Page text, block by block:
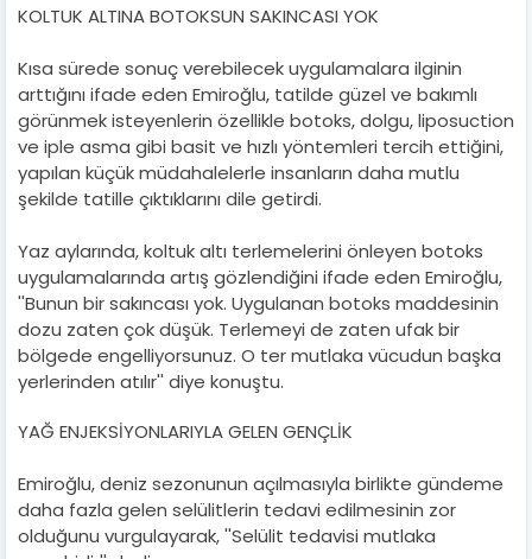
KOLTUK ALTINA BOTOKSUN SAKINCASI YOK
Kısa sürede sonuç verebilecek uygulamalara ilginin
arttığını ifade eden Emiroğlu, tatilde güzel ve bakımlı
görünmek isteyenlerin özellikle botoks, dolgu, liposuction
ve iple asma gibi basit ve hızlı yöntemleri tercih ettiğini,
yapılan küçük müdahalelerle insanların daha mutlu
şekilde tatille çıktıklarını dile getirdi.
Yaz aylarında, koltuk altı terlemelerini önleyen botoks
uygulamalarında artış gözlendiğini ifade eden Emiroğlu,
''Bunun bir sakıncası yok. Uygulanan botoks maddesinin
dozu zaten çok düşük. Terlemeyi de zaten ufak bir
bölgede engelliyorsunuz. O ter mutlaka vücudun başka
yerlerinden atılır'' diye konuştu.
YAĞ ENJEKSİYONLARIYLA GELEN GENÇLİK
Emiroğlu, deniz sezonunun açılmasıyla birlikte gündeme
daha fazla gelen selülitlerin tedavi edilmesinin zor
olduğunu vurgulayarak, ''Selülit tedavisi mutlaka